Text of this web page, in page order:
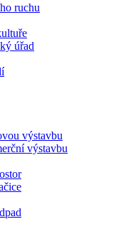
ruchu
úřad
výstavbu
výstavbu